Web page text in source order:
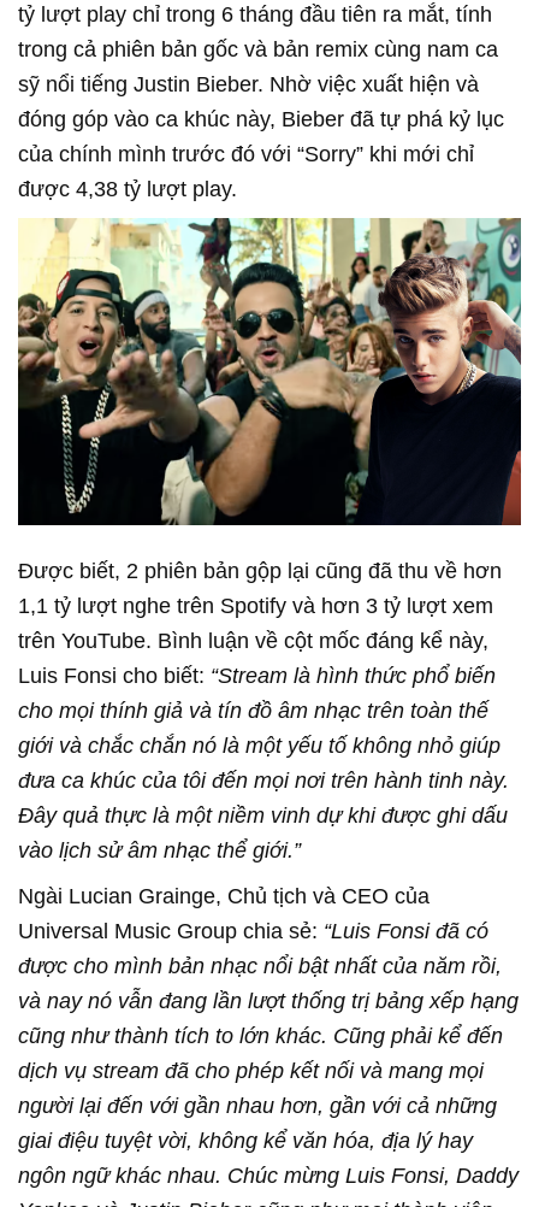
tỷ lượt play chỉ trong 6 tháng đầu tiên ra mắt, tính
trong cả phiên bản gốc và bản remix cùng nam ca
sỹ nổi tiếng Justin Bieber. Nhờ việc xuất hiện và
đóng góp vào ca khúc này, Bieber đã tự phá kỷ lục
của chính mình trước đó với “Sorry” khi mới chỉ
được 4,38 tỷ lượt play.
Được biết, 2 phiên bản gộp lại cũng đã thu về hơn
1,1 tỷ lượt nghe trên Spotify và hơn 3 tỷ lượt xem
trên YouTube. Bình luận về cột mốc đáng kể này,
Luis Fonsi cho biết: “Stream là hình thức phổ biến
cho mọi thính giả và tín đồ âm nhạc trên toàn thế
giới và chắc chắn nó là một yếu tố không nhỏ giúp
đưa ca khúc của tôi đến mọi nơi trên hành tinh này.
Đây quả thực là một niềm vinh dự khi được ghi dấu
vào lịch sử âm nhạc thể giới.”
Ngài Lucian Grainge, Chủ tịch và CEO của
Universal Music Group chia sẻ: “Luis Fonsi đã có
được cho mình bản nhạc nổi bật nhất của năm rồi,
và nay nó vẫn đang lần lượt thống trị bảng xếp hạng
cũng như thành tích to lớn khác. Cũng phải kể đến
dịch vụ stream đã cho phép kết nối và mang mọi
người lại đến với gần nhau hơn, gần với cả những
giai điệu tuyệt vời, không kể văn hóa, địa lý hay
ngôn ngữ khác nhau. Chúc mừng Luis Fonsi, Daddy